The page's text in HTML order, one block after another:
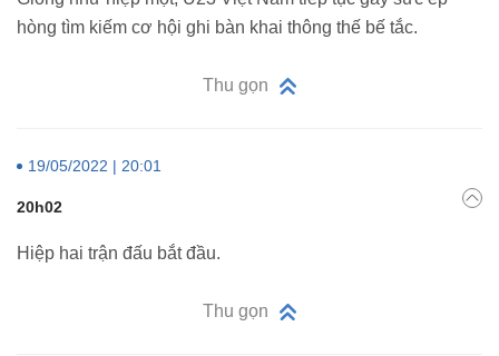
hòng tìm kiếm cơ hội ghi bàn khai thông thế bế tắc.
Thu gọn
19/05/2022 | 20:01
20h02
Hiệp hai trận đấu bắt đầu.
Thu gọn